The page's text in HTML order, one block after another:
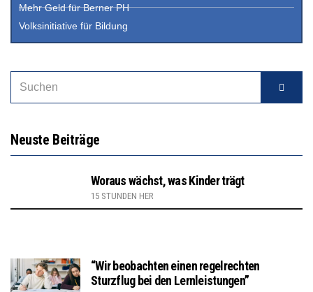
Mehr Geld für Berner PH
Volksinitiative für Bildung
Neuste Beiträge
Woraus wächst, was Kinder trägt
15 STUNDEN HER
“Wir beobachten einen regelrechten
Sturzflug bei den Lernleistungen”